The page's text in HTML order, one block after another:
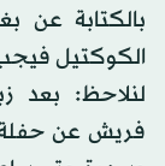
بالكتابة عن
الكوكتيل فيجب
لنلاحظ: بعد
فريش عن